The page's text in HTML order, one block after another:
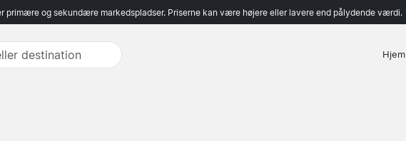
primære og sekundære markedspladser. Priserne kan være højere eller lavere end pålydende værdi.
Hjem